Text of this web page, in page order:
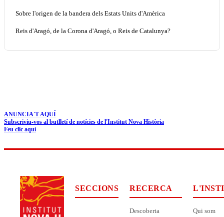
Sobre l'origen de la bandera dels Estats Units d'Amèrica
Reis d'Aragó, de la Corona d'Aragó, o Reis de Catalunya?
ANUNCIA'T AQUÍ
Subscriviu-vos al butlletí de notícies de l'Institut Nova Història
Feu clic aquí
SECCIONS RECERCA
Descoberta
Qui som